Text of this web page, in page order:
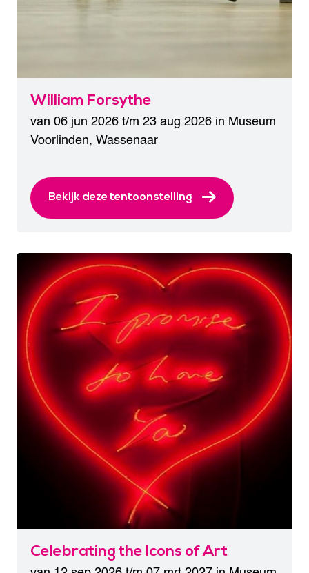
William Forsythe
van 06 jun 2026 t/m 23 aug 2026 in Museum
Voorlinden, Wassenaar
Bekijk deze tentoonstelling
Celebrating the Icons of Art